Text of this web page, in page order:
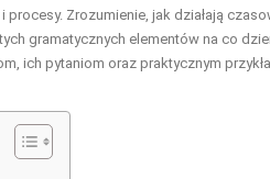
procesy. Zrozumienie, jak działają
gramatycznych elementów na co
ich pytaniom oraz praktycznym